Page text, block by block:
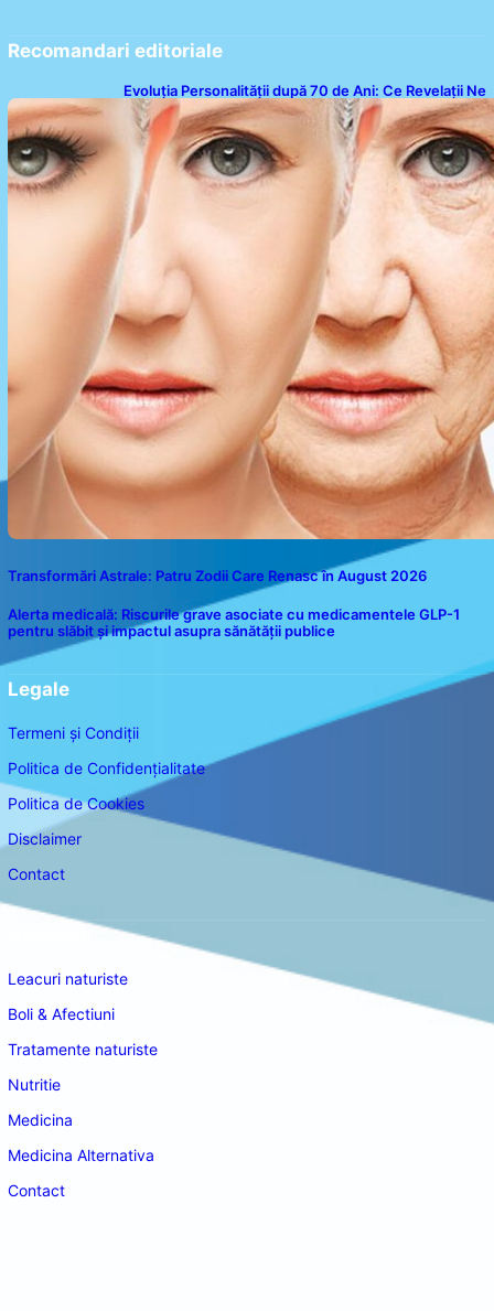
Recomandari editoriale
Evoluția Personalității după 70 de Ani: Ce Revelații Ne
Oferă Studiile Psihologice
Transformări Astrale: Patru Zodii Care Renasc în August 2026
Alerta medicală: Riscurile grave asociate cu medicamentele GLP-1
pentru slăbit și impactul asupra sănătății publice
Legale
Termeni și Condiții
Politica de Confidențialitate
Politica de Cookies
Disclaimer
Contact
Leacuri naturiste
Boli & Afectiuni
Tratamente naturiste
Nutritie
Medicina
Medicina Alternativa
Contact